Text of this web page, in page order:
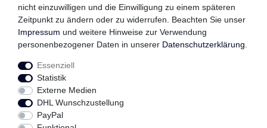
FOLGEN SIE UNS
Impressum
Widerrufs­recht Vertrag widerrufen
nicht einzuwilligen und die Einwilligung zu einem späteren
Zeitpunkt zu ändern oder zu widerrufen. Beachten Sie unser
Impressum und weitere Hinweise zur Verwendung
personenbezogener Daten in unserer Daten­schutz­erklärung
Essenziell
Statistik
Externe Medien
DHL Wunschzustellung
PayPal